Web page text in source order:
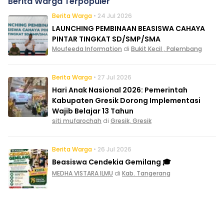
Berita Warga • 24 Jul 2026
LAUNCHING PEMBINAAN BEASISWA CAHAYA
PINTAR TINGKAT SD/SMP/SMA
Moufeeda Information di Bukit Kecil , Palembang
Berita Warga • 27 Jul 2026
Hari Anak Nasional 2026: Pemerintah
Kabupaten Gresik Dorong Implementasi
Wajib Belajar 13 Tahun
siti mufarochah di Gresik, Gresik
Berita Warga • 26 Jul 2026
Beasiswa Cendekia Gemilang 🎓
MEDHA VISTARA ILMU di Kab. Tangerang